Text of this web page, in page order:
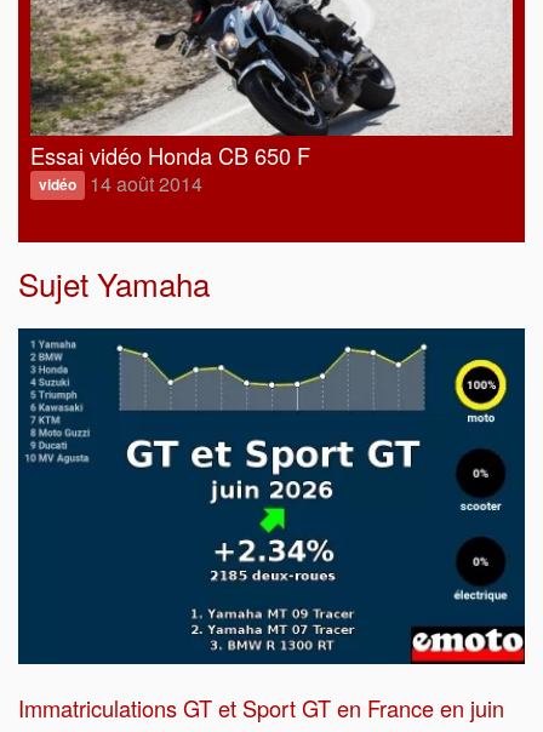
Essai vidéo Honda CB 650 F
vidéo 14 août 2014
SujetYamaha
Immatriculations GT et Sport GT en France en juin